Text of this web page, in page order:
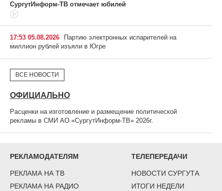
СургутИнформ-ТВ отмечает юбилей
17:53 05.08.2026
Партию электронных испарителей на
миллион рублей изъяли в Югре
ВСЕ НОВОСТИ
ОФИЦИАЛЬНО
Расценки на изготовление и размещение политической
рекламы в СМИ АО «СургутИнформ-ТВ» 2026г.
РЕКЛАМОДАТЕЛЯМ
РЕКЛАМА НА ТВ
РЕКЛАМА НА РАДИО
ТЕЛЕПЕРЕДАЧИ
НОВОСТИ СУРГУТА
ИТОГИ НЕДЕЛИ